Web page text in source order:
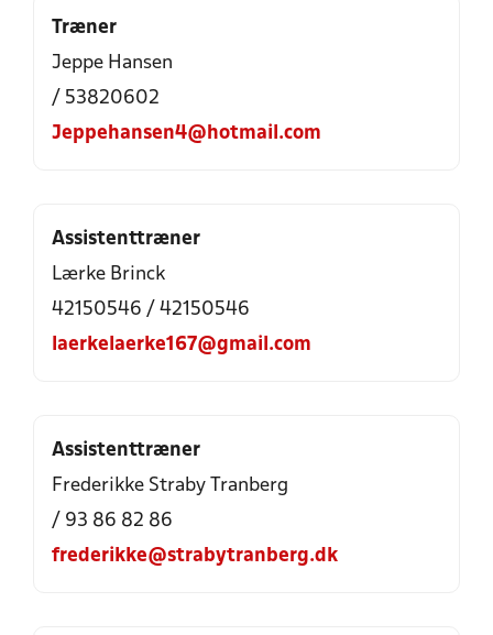
Træner
Jeppe Hansen
/ 53820602
Jeppehansen4@hotmail.com
Assistenttræner
Lærke Brinck
42150546 / 42150546
laerkelaerke167@gmail.com
Assistenttræner
Frederikke Straby Tranberg
/ 93 86 82 86
frederikke@strabytranberg.dk